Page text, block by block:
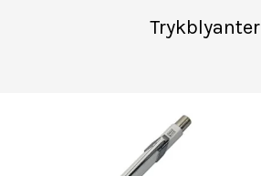
Trykblyanter